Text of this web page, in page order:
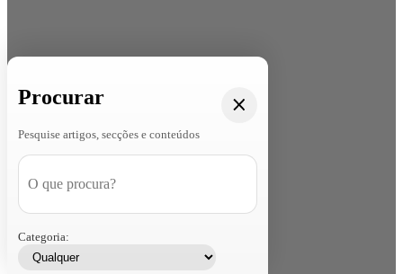
Procurar
Pesquise artigos, secções e conteúdos
Categoria: